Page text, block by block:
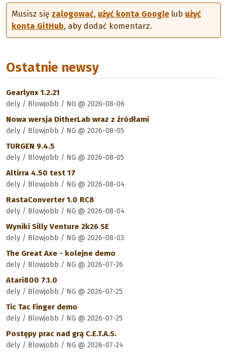
Musisz się zalogować, użyć konta Google lub użyć
konta GitHub, aby dodać komentarz.
Ostatnie newsy
Gearlynx 1.2.21
dely / Blowjobb / NG @ 2026-08-06
Nowa wersja DitherLab wraz z źródłami
dely / Blowjobb / NG @ 2026-08-05
TURGEN 9.4.5
dely / Blowjobb / NG @ 2026-08-05
Altirra 4.50 test 17
dely / Blowjobb / NG @ 2026-08-04
RastaConverter 1.0 RC8
dely / Blowjobb / NG @ 2026-08-04
Wyniki Silly Venture 2k26 SE
dely / Blowjobb / NG @ 2026-08-03
The Great Axe - kolejne demo
dely / Blowjobb / NG @ 2026-07-26
Atari800 7.1.0
dely / Blowjobb / NG @ 2026-07-25
Tic Tac Finger demo
dely / Blowjobb / NG @ 2026-07-25
Postępy prac nad grą C.E.T.A.S.
dely / Blowjobb / NG @ 2026-07-24